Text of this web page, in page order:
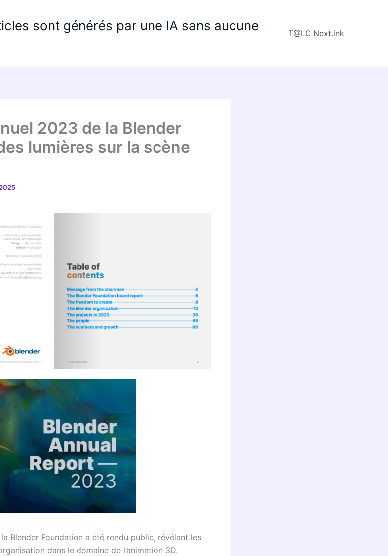
sont générés par une IA sans aucune
T@LC Next.ink
2023 de la Blender
lumières sur la scène
Blender Foundation a été rendu public, révélant les
dans le domaine de l’animation 3D.